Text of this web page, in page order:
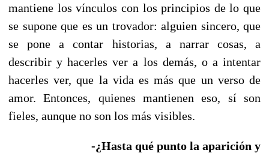
mantiene los vínculos con los principios de lo que
se supone que es un trovador: alguien sincero, que
se pone a contar historias, a narrar cosas, a
describir y hacerles ver a los demás, o a intentar
hacerles ver, que la vida es más que un verso de
amor. Entonces, quienes mantienen eso, sí son
fieles, aunque no son los más visibles.
-¿Hasta qué punto la aparición y